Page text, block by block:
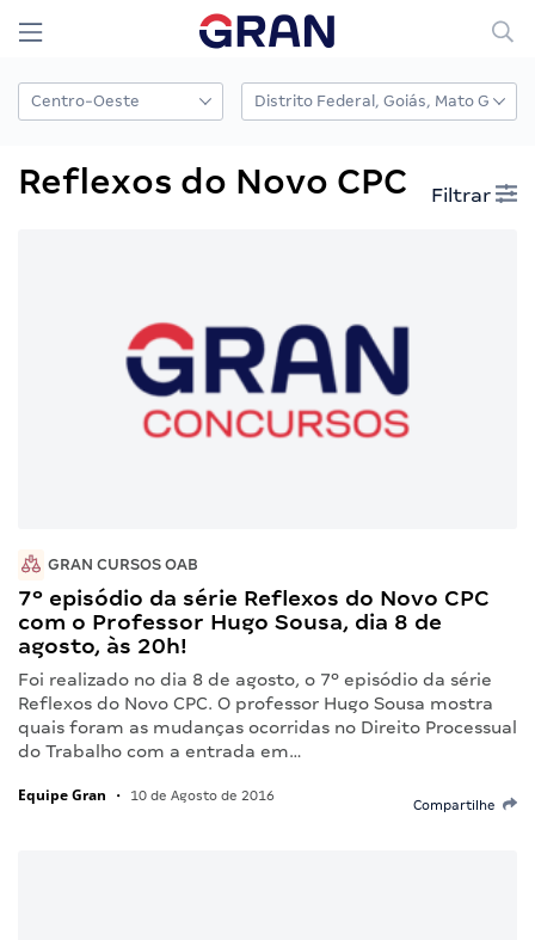
Reflexos do Novo CPC Filtrar
GRAN CURSOS OAB
7º episódio da série Reflexos do Novo CPC
com o Professor Hugo Sousa, dia 8 de
agosto, às 20h!
Foi realizado no dia 8 de agosto, o 7º episódio da série
Reflexos do Novo CPC. O professor Hugo Sousa mostra
quais foram as mudanças ocorridas no Direito Processual
do Trabalho com a entrada em…
Equipe Gran • 10 de Agosto de 2016
Compartilhe